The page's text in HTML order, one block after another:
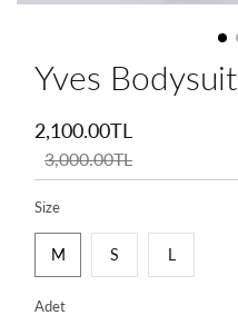
Yves Bodysuit
2,100.00TL
Normal
3,000.00TL
Size
M S L
Adet